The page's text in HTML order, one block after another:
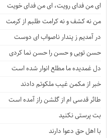
ای من فدای رویت، ای من فدای خویت
من نه کشف و نه کرامت طلبم از کرمت
در آمدیم ز پندار ناصواب ای دوست
حسن تویی و حسن را حسن نما کردی
دل غمدیده ما مطلع انوار شده است
خبر از مکمن غیب ملکوتم دادند
طائر قدسی ام از گلشن راز آمده است
بت پرستی نکنید
با اهل حق دعوا دارند